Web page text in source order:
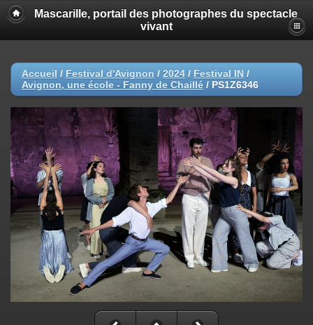
Mascarille, portail des photographes du spectacle
vivant
Accueil / Festival d'Avignon / 2024 / Festival IN /
Avignon, une école - Fanny de Chaillé / PS1Z6346